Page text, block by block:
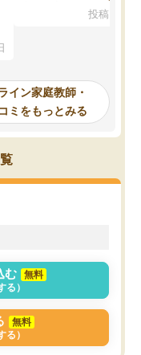
で、当初は模試でD判定
自習室が毎日使えていつ
るのが心強かったよう
謝です。
投稿日：
イン家庭教師・
ミをもっとみる
む
無料
る）
無料
る）